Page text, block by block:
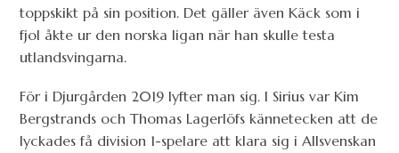
toppskikt på sin position. Det gäller även Käck som i
fjol åkte ur den norska ligan när han skulle testa
utlandsvingarna.
För i Djurgården 2019 lyfter man sig. I Sirius var Kim
Bergstrands och Thomas Lagerlöfs kännetecken att de
lyckades få division 1-spelare att klara sig i Allsvenskan